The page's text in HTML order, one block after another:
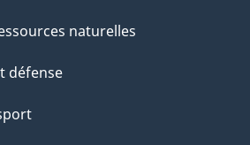
naturelles
défense